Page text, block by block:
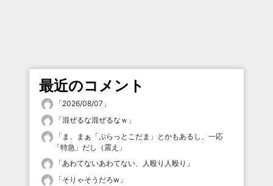
最近のコメント
「2026/08/07 」
「混ぜるな混ぜるなｗ 」
「 ま、まぁ「ぷらっとこだま」とかもあるし、一応
「特急」だし（震え 」
「あわてないあわてない、人殴り人殴り 」
「そりゃそうだろw 」